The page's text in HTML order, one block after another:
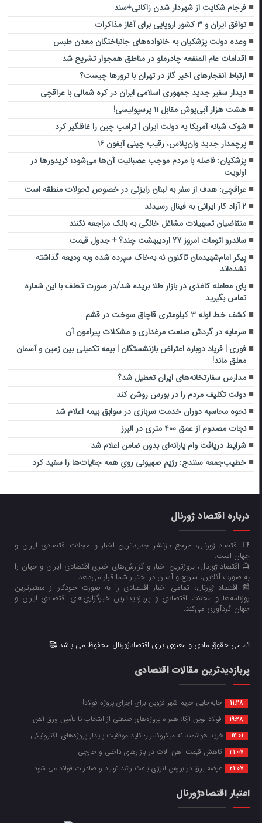
فرجام شکایت از شهردار شدن زاکانی+سند
توافق ایران و ۳ کشور اروپایی برای آغاز مذاکرات
وعده دولت پزشکیان به خانواده‌های جانباختگان معدن طبس
اقدامات عام المنفعه چادرملو در مناطق همجوار تشریح شد
ارتباط انفجارهای اخیر گاز در تهران با ترورها چیست؟
دیدار سفیر جدید جمهوری اسلامی ایران در کره شمالی با عراقچی
هشت هزار آبی‌پوش مقابل ۱۱ پرسپولیسی!
شوک شبانه آمریکا به دولت ایران | ترامپ چین را غافلگیر کرد
پرچمدار جدید وان‌پلاس، رقیب چینی آیفون ۱۶
پزشکیان: فاصله با مردم موجب عصبانیت آن‌ها می‌شود؛ کریدورها در
اولویت
عراقچی: هدف از سفر به لبنان رایزنی در خصوص تحولات منطقه است
۲ آزاد کار ایرانی به فینال رسیدند
متقاضیان تسهیلات مشاغل خانگی به بانک مراجعه نکنند
ساندرو اتومات امروز ۲۷ اردیبهشت چند؟ + جدول قیمت
پیکر امام‌شهیدمان تاکنون نه به‌خاک سپرده شده وبه ودیعه گذاشته
نشده‌اند
پای معامله کاغذی در بازار طلا بریده شد/در صورت تخلف با این شماره
تماس بگیرید
کشف خط لوله ۳ کیلومتری قاچاق سوخت در قشم
سرمایه در گردش صنعت مرغداری و مشکلات پیرامون آن
فوری | فریاد دوباره اعتراض بازنشستگان | بیمه تکمیلی بین زمین و آسمان
معلق ماند!
مدارس سفارتخانه‌های ایران تعطیل شد؟
دولت تکلیف مردم را در بورس روشن کند
نحوه محاسبه دوران خدمت سربازی در سوابق بیمه اعلام شد
نجات مصدوم از عمق ۴۰۰ متری در البرز
شرایط دریافت وام یارانه‌ای بدون ضامن اعلام شد
خطیب‌جمعه سنندج: رژیم صهیونی رویِ همه جنایات‌ها را سفید کرد
درباره اقتصاد ژورنال
📑 اقتصاد ژورنال، مرجع بازنشر جدیدترین اخبار و مجلات اقتصادی ایران و
جهان است.
📺 اقتصاد ژورنال، بروزترین اخبار و گزارش‌های خبری اقتصادی ایران و جهان را
به صورت آنلاین، سریع و آسان در اختیار شما قرار می‌‌دهد.
📰 اقتصاد ژورنال، تمامی اخبار اقتصادی را به صورت خودکار از معتبرترین
روزنامه‌ها و مجلات اقتصادی و پربازدیدترین خبرگزاری‌های اقتصادی ایران و
جهان گردآوری می‌کند.
تمامی حقوق مادی و معنوی برای اقتصادژورنال محفوظ می باشد 🥰
پربازدیدترین مقالات اقتصادی
11:28 جابه‌جایی حریم شهر قزوین برای اجرای پروژه فولاد!
19:28 فولاد نوین آرکا؛ همراه پروژه‌های صنعتی از انتخاب تا تأمین ورق آهن
12:01 خرید هوشمندانه میکروکنترلر؛ کلید موفقیت پایدار پروژه‌های الکترونیکی
21:07 کاهش قیمت آهن آلات در بازارهای داخلی و خارجی
21:07 عرضه برق در بورس انرژی باعث رشد تولید و صادرات فولاد می شود
اعتبار اقتصادژورنال